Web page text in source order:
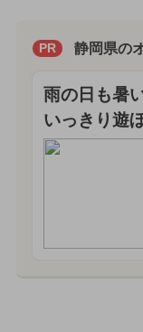
PR 静岡県の
雨の日も暑
いっきり遊